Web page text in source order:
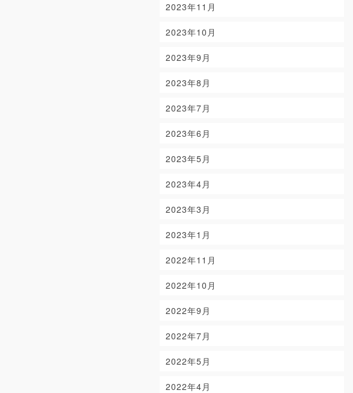
2023年11月
2023年10月
2023年9月
2023年8月
2023年7月
2023年6月
2023年5月
2023年4月
2023年3月
2023年1月
2022年11月
2022年10月
2022年9月
2022年7月
2022年5月
2022年4月